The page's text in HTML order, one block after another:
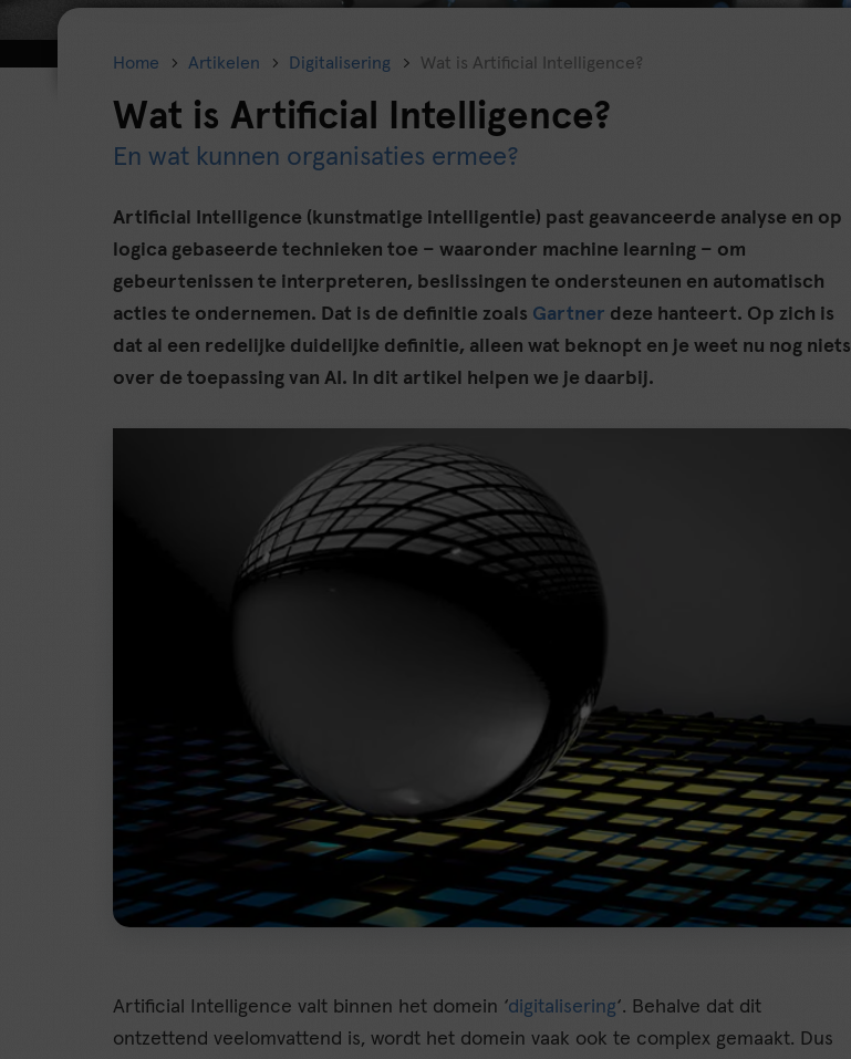
Home Artikelen Digitalisering Wat is Artificial Intelligence?
Wat is Artificial Intelligence?
En wat kunnen organisaties ermee?
Artificial Intelligence (kunstmatige intelligentie) past geavanceerde analyse en op
logica gebaseerde technieken toe – waaronder machine learning – om
gebeurtenissen te interpreteren, beslissingen te ondersteunen en automatisch
acties te ondernemen. Dat is de definitie zoals Gartner deze hanteert. Op zich is
dat al een redelijke duidelijke definitie, alleen wat beknopt en je weet nu nog niets
over de toepassing van AI. In dit artikel helpen we je daarbij.
Artificial Intelligence valt binnen het domein ‘digitalisering‘. Behalve dat dit
ontzettend veelomvattend is, wordt het domein vaak ook te complex gemaakt. Dus